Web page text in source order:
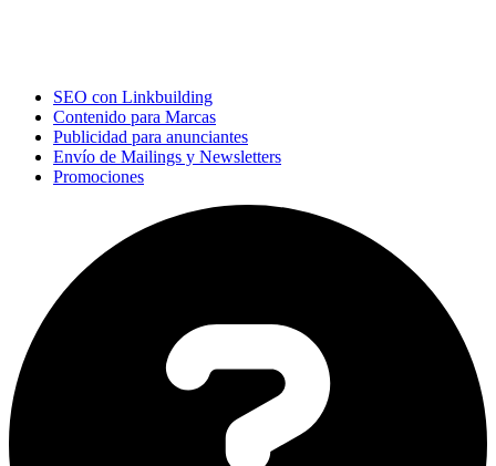
SEO con Linkbuilding
Contenido para Marcas
Publicidad para anunciantes
Envío de Mailings y Newsletters
Promociones